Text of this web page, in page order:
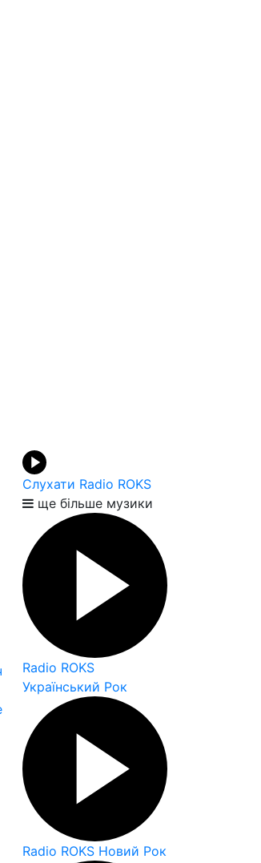
Слухати Radio ROKS
ще більше музики
Radio ROKS
Український Рок
Radio ROKS Новий Рок